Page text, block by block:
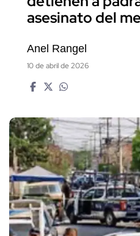
asesinato del
Anel Rangel
10 de abril de 2026